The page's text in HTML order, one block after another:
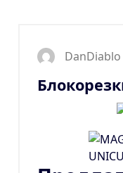
DanDiablo